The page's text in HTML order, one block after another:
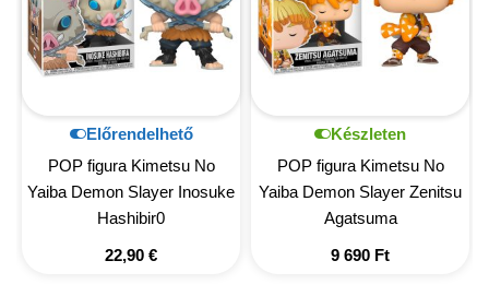
Előrendelhető
POP figura Kimetsu No
Yaiba Demon Slayer Inosuke
Hashibir0
22,90 €
Készleten
POP figura Kimetsu No
Yaiba Demon Slayer Zenitsu
Agatsuma
9 690 Ft